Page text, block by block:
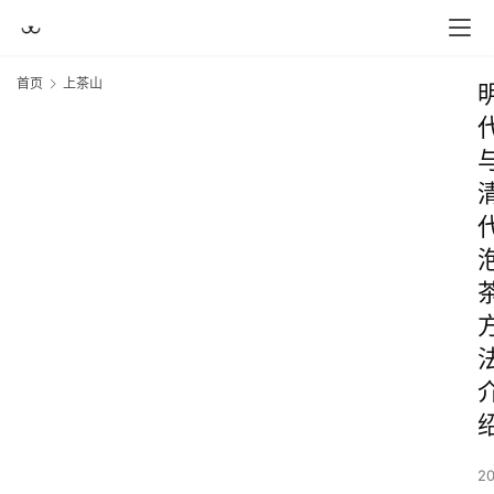
首页 上茶山